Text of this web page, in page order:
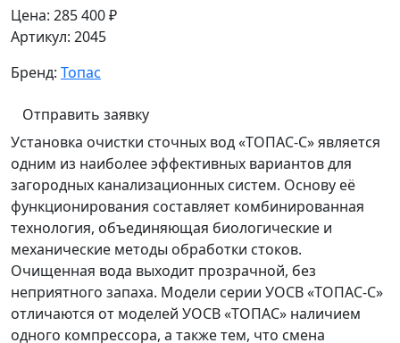
Цена: 285 400 ₽
Артикул: 2045
Бренд: Топас
Отправить заявку
Установка очистки сточных вод «ТОПАС-С» является
одним из наиболее эффективных вариантов для
загородных канализационных систем. Основу её
функционирования составляет комбинированная
технология, объединяющая биологические и
механические методы обработки стоков.
Очищенная вода выходит прозрачной, без
неприятного запаха. Модели серии УОСВ «ТОПАС-С»
отличаются от моделей УОСВ «ТОПАС» наличием
одного компрессора, а также тем, что смена